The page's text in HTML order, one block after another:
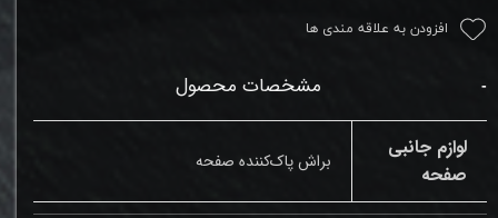
افزودن به علاقه مندی ها
مشخصات محصول
لوازم جانبی
صفحه
براش پاک‌کننده صفحه